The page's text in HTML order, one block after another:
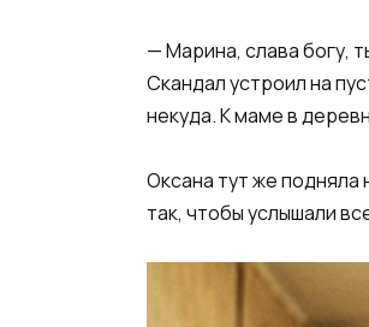
— Марина, слава богу,
Скандал устроил на
некуда. К маме в
Оксана тут же подняла
так, чтобы услышали